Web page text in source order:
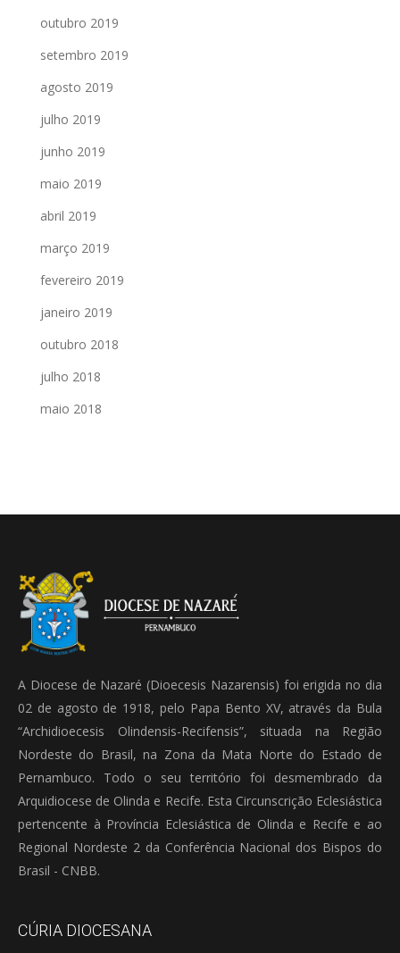
outubro 2019
setembro 2019
agosto 2019
julho 2019
junho 2019
maio 2019
abril 2019
março 2019
fevereiro 2019
janeiro 2019
outubro 2018
julho 2018
maio 2018
A Diocese de Nazaré (Dioecesis Nazarensis) foi erigida no dia
02 de agosto de 1918, pelo Papa Bento XV, através da Bula
“Archidioecesis Olindensis-Recifensis”, situada na Região
Nordeste do Brasil, na Zona da Mata Norte do Estado de
Pernambuco. Todo o seu território foi desmembrado da
Arquidiocese de Olinda e Recife. Esta Circunscrição Eclesiástica
pertencente à Província Eclesiástica de Olinda e Recife e ao
Regional Nordeste 2 da Conferência Nacional dos Bispos do
Brasil - CNBB.
CÚRIA DIOCESANA